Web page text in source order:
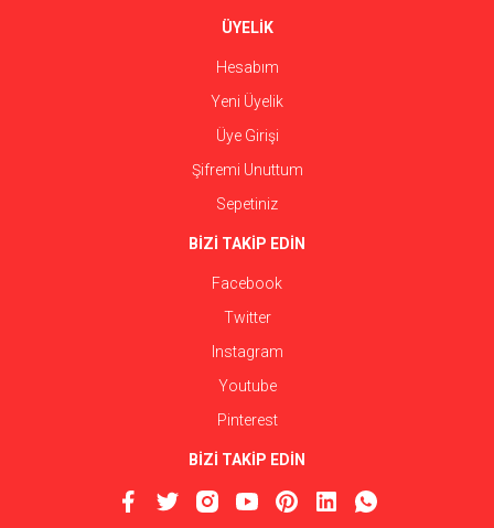
ÜYELİK
Hesabım
Yeni Üyelik
Üye Girişi
Şifremi Unuttum
Sepetiniz
BİZİ TAKİP EDİN
Facebook
Twitter
Instagram
Youtube
Pinterest
BİZİ TAKİP EDİN